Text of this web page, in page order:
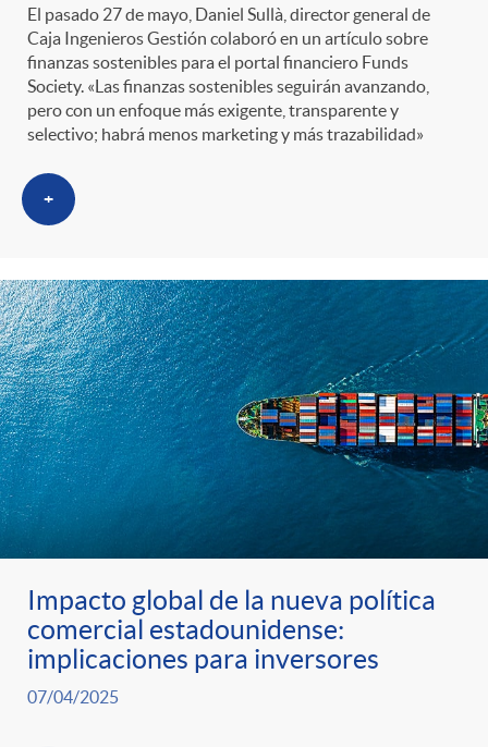
m
i
c
a
s
l
t
r
o
C
a
t
e
g
o
t
e
n
i
d
o
s
El pasado 27 de mayo, Daniel Sullà, director general de
Caja Ingenieros Gestión colaboró en un artículo sobre
finanzas sostenibles para el portal financiero Funds
Society. «Las finanzas sostenibles seguirán avanzando,
pero con un enfoque más exigente, transparente y
selectivo; habrá menos marketing y más trazabilidad»
+
Impacto global de la nueva política
comercial estadounidense:
implicaciones para inversores
07/04/2025